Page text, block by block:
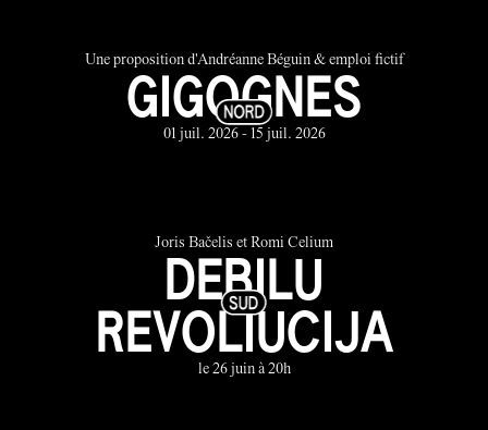
Une proposition d'Andréanne Béguin & emploi fictif
GIGOGNES
01 juil. 2026 - 15 juil. 2026
Joris Bačelis et Romi Celium
DEBILU
REVOLIUCIJA
le 26 juin à 20h